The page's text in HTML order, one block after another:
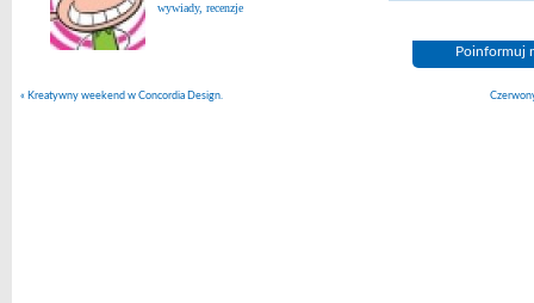
wywiady, recenzje
Poinformuj
« Kreatywny weekend w Concordia Design.